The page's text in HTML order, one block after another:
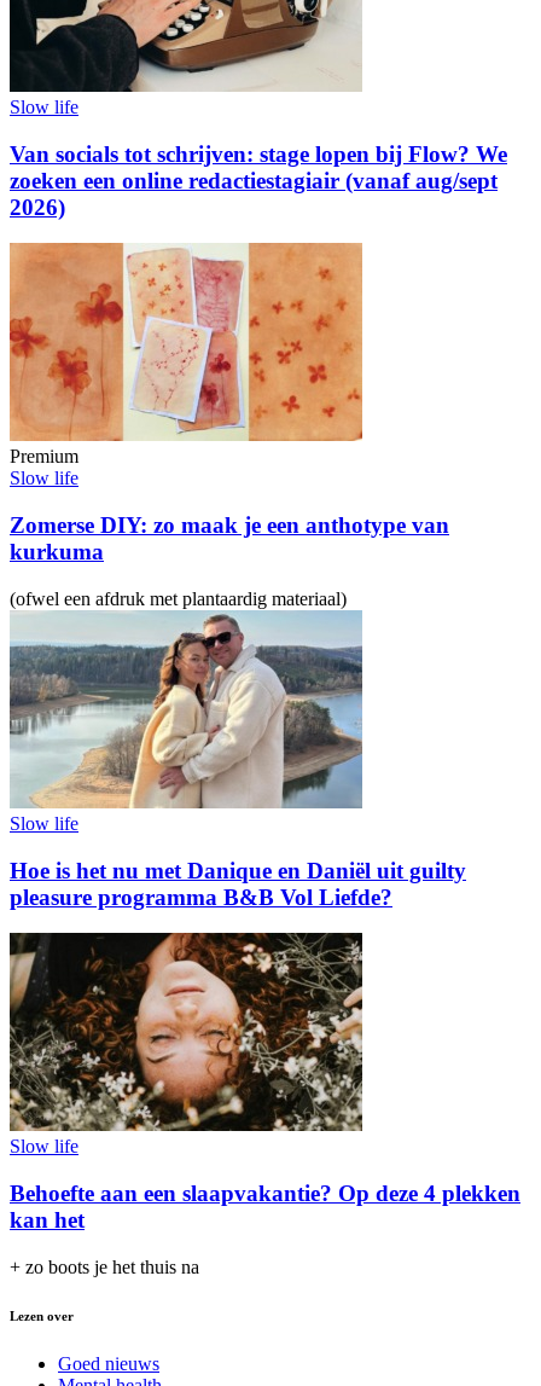
Slow life
Van socials tot schrijven: stage lopen bij Flow? We
zoeken een online redactiestagiair (vanaf aug/sept
2026)
Premium
Slow life
Zomerse DIY: zo maak je een anthotype van
kurkuma
(ofwel een afdruk met plantaardig materiaal)
Slow life
Hoe is het nu met Danique en Daniël uit guilty
pleasure programma B&B Vol Liefde?
Slow life
Behoefte aan een slaapvakantie? Op deze 4 plekken
kan het
+ zo boots je het thuis na
Lezen over
Goed nieuws